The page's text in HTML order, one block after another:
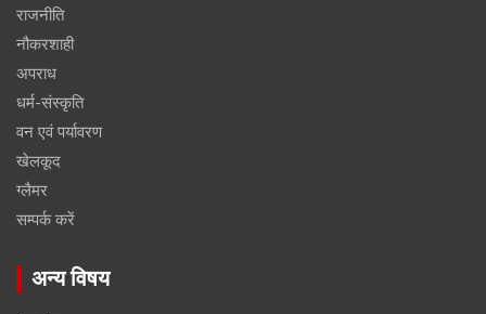
राजनीति
नौकरशाही
अपराध
धर्म-संस्कृति
वन एवं पर्यावरण
खेलकूद
ग्लैमर
सम्पर्क करें
अन्य विषय